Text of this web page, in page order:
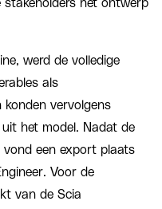
stakeholders het ontwerp
werd de volledige
als
konden vervolgens
het model. Nadat de
vond een export plaats
Voor de
van de Scia